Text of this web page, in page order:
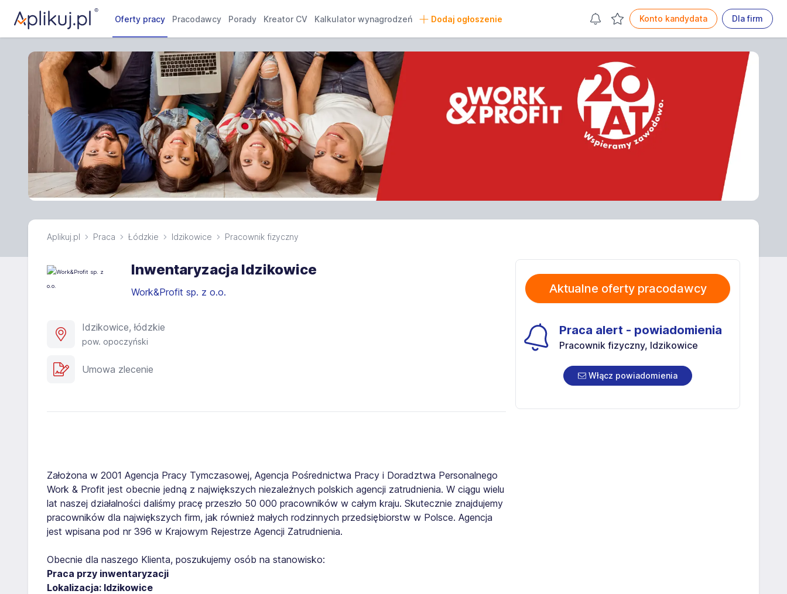
Oferty pracy Pracodawcy Porady Kreator CV Kalkulator wynagrodzeń Dodaj ogłoszenie Konto kandydata Dla firm
Aplikuj.pl Praca Łódzkie Idzikowice Pracownik fizyczny
Inwentaryzacja Idzikowice
Work&Profit sp. z o.o.
Idzikowice, łódzkie
pow. opoczyński
Umowa zlecenie
Założona w 2001 Agencja Pracy Tymczasowej, Agencja Pośrednictwa Pracy i Doradztwa Personalnego
Work & Profit jest obecnie jedną z największych niezależnych polskich agencji zatrudnienia. W ciągu wielu
lat naszej działalności daliśmy pracę przeszło 50 000 pracowników w całym kraju. Skutecznie znajdujemy
pracowników dla największych firm, jak również małych rodzinnych przedsiębiorstw w Polsce. Agencja
jest wpisana pod nr 396 w Krajowym Rejestrze Agencji Zatrudnienia.
Obecnie dla naszego Klienta, poszukujemy osób na stanowisko:
Praca przy inwentaryzacji
Lokalizacja: Idzikowice
Aktualne oferty pracodawcy
Praca alert - powiadomienia
Pracownik fizyczny, Idzikowice
Włącz powiadomienia